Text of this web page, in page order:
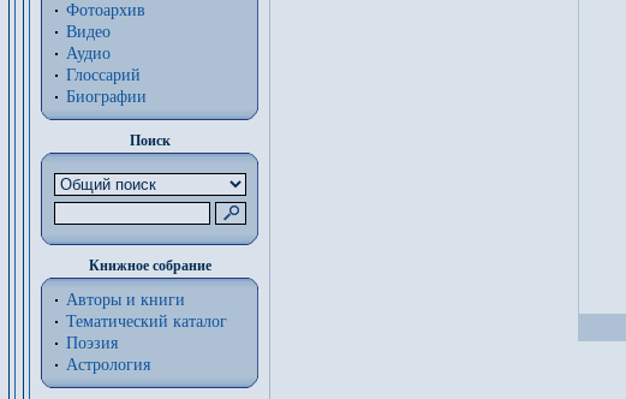
Фотоархив
Видео
Аудио
Глоссарий
Биографии
Поиск
Книжное собрание
Авторы и книги
Тематический каталог
Поэзия
Астрология